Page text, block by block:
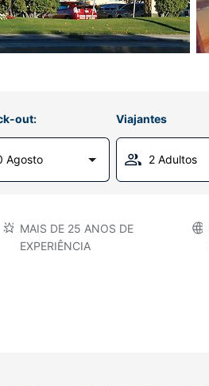
out:
Agosto
Viajantes
2 Adultos
MAIS DE 25 ANOS DE
EXPERIÊNCIA